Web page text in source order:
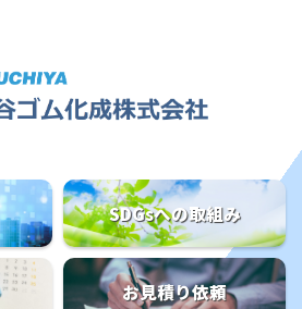
SDGsへの取組み
お見積り依頼